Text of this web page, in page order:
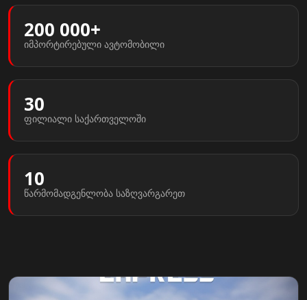
200 000+
იმპორტირებული ავტომობილი
30
ფილიალი საქართველოში
10
წარმომადგენლობა საზღვარგარეთ